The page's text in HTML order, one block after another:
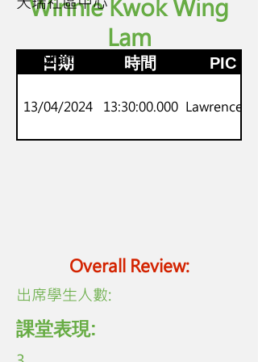
Winnie Kwok Wing
Lam
日期 時間 PIC
13/04/2024 13:30:00.000 Lawrence Lo
Overall Review:
P.1-2
劍橋Starters
​出席學生人數:
課堂表現: